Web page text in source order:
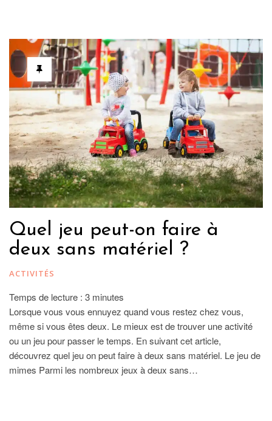
Quel jeu peut-on faire à
deux sans matériel ?
ACTIVITÉS
Temps de lecture : 3 minutes
Lorsque vous vous ennuyez quand vous restez chez vous,
même si vous êtes deux. Le mieux est de trouver une activité
ou un jeu pour passer le temps. En suivant cet article,
découvrez quel jeu on peut faire à deux sans matériel. Le jeu de
mimes Parmi les nombreux jeux à deux sans…